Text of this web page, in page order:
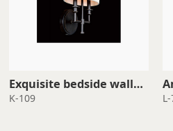
sconce
K-109